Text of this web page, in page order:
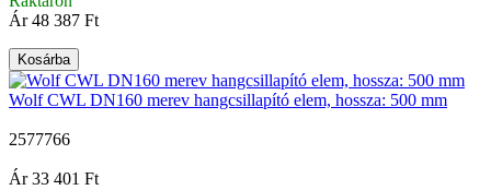
Ár 48 387 Ft
Kosárba
Wolf CWL DN160 merev hangcsillapító elem, hossza: 500 mm
2577766
Ár 33 401 Ft